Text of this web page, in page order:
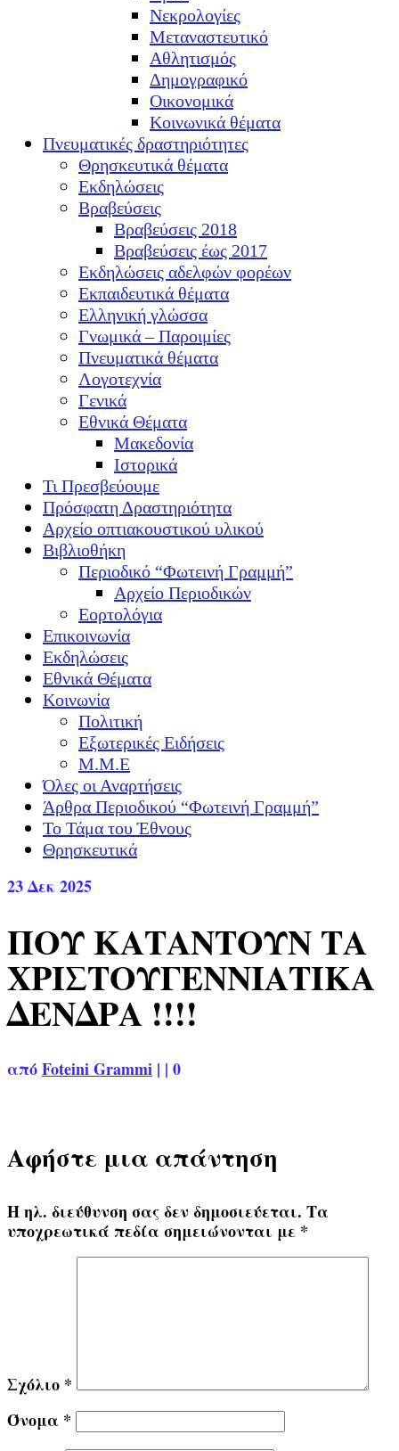
Νεκρολογίες
Μεταναστευτικό
Αθλητισμός
Δημογραφικό
Οικονομικά
Κοινωνικά θέματα
Πνευματικές δραστηριότητες
Θρησκευτικά θέματα
Εκδηλώσεις
Βραβεύσεις
Βραβεύσεις 2018
Βραβεύσεις έως 2017
Εκδηλώσεις αδελφών φορέων
Εκπαιδευτικά θέματα
Ελληνική γλώσσα
Γνωμικά – Παροιμίες
Πνευματικά θέματα
Λογοτεχνία
Γενικά
Εθνικά Θέματα
Μακεδονία
Ιστορικά
Τι Πρεσβεύουμε
Πρόσφατη Δραστηριότητα
Αρχείο οπτιακουστικού υλικού
Βιβλιοθήκη
Περιοδικό “Φωτεινή Γραμμή”
Αρχείο Περιοδικών
Εορτολόγια
Επικοινωνία
Εκδηλώσεις
Εθνικά Θέματα
Κοινωνία
Πολιτική
Εξωτερικές Ειδήσεις
Μ.Μ.Ε
Όλες οι Αναρτήσεις
Άρθρα Περιοδικού “Φωτεινή Γραμμή”
Το Τάμα του Έθνους
Θρησκευτικά
23Δεκ 2025
ΠΟΥ ΚΑΤΑΝΤΟΥΝ ΤΑ
ΧΡΙΣΤΟΥΓΕΝΝΙΑΤΙΚΑ
ΔΕΝΔΡΑ !!!!
απόFoteini Grammi | | 0
Αφήστε μια απάντηση
Η ηλ. διεύθυνση σας δεν δημοσιεύεται. Τα
υποχρεωτικά πεδία σημειώνονται με *
Σχόλιο *
Όνομα *